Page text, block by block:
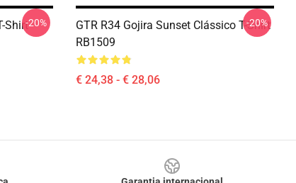
Shirt-20%
GTR R34 Gojira Sunset Clássico T-Shirt
RB1509
€ 24,38 - € 28,06
-20%